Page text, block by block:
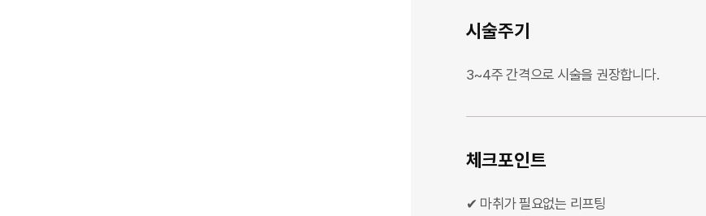
시술주기
3~4주 간격으로 시술을 권장합니다.
체크포인트
✔ 마취가 필요없는 리프팅